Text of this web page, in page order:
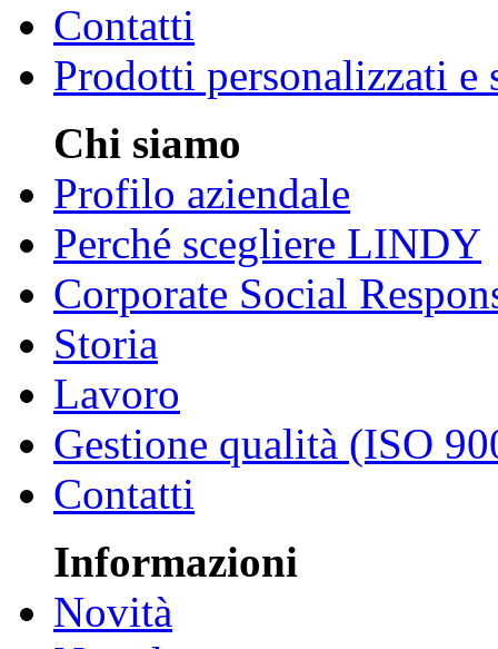
Contatti
Prodotti personalizzati e
Chi siamo
Profilo aziendale
Perché scegliere LINDY
Corporate Social
Storia
Lavoro
Gestione qualità (ISO
Contatti
Informazioni
Novità